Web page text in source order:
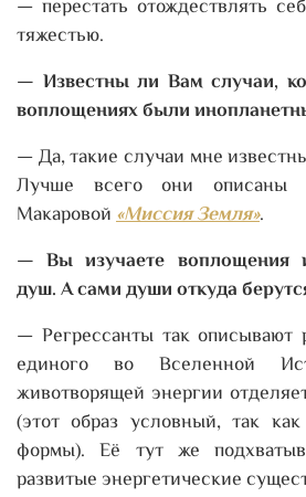
— перестать отождествлять
тяжестью.
— Известны ли Вам случаи,
воплощениях были
— Да, такие случаи мне
Лучше всего они описаны
Макаровой«Миссия Земля».
— Вы изучаете воплощения
душ. А сами души откуда
— Регрессанты так
единого во Вселенной
животворящей энергии
(этот образ условный, так
формы). Её тут же
развитые энергетические